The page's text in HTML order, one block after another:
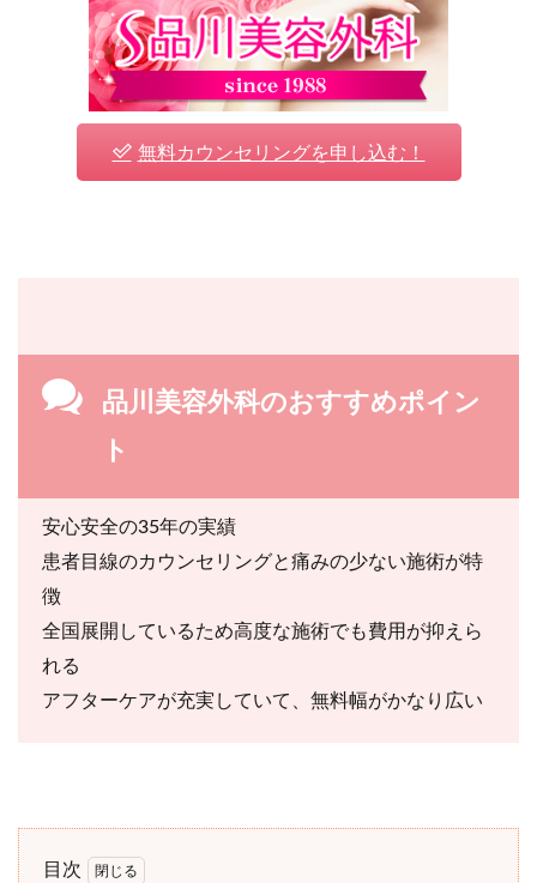
無料カウンセリングを申し込む！
品川美容外科のおすすめポイン
ト
安心安全の35年の実績
患者目線のカウンセリングと痛みの少ない施術が特
徴
全国展開しているため高度な施術でも費用が抑えら
れる
アフターケアが充実していて、無料幅がかなり広い
目次